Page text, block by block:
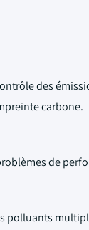
des
carbone.
de
polluants